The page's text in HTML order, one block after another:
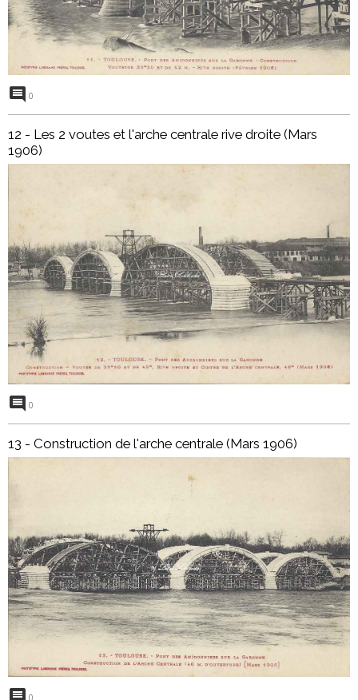
0
12 - Les 2 voutes et l'arche centrale rive droite (Mars
1906)
0
13 - Construction de l'arche centrale (Mars 1906)
0